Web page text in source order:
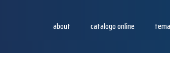
about catalogo online